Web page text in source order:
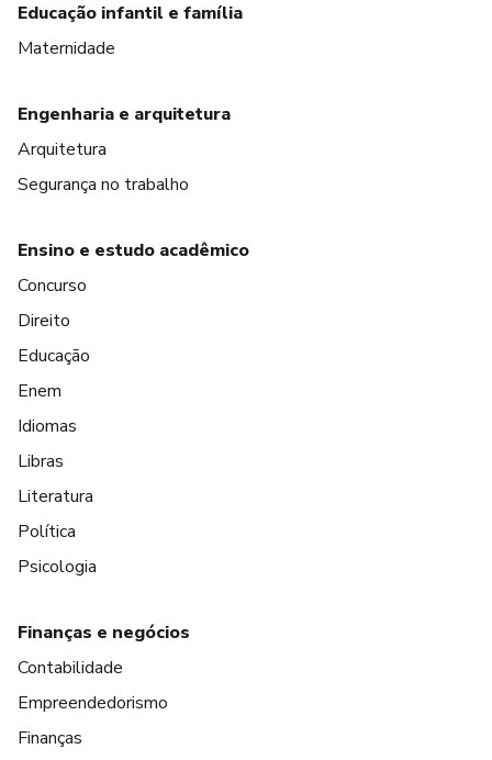
Educação infantil e família
Maternidade
Engenharia e arquitetura
Arquitetura
Segurança no trabalho
Ensino e estudo acadêmico
Concurso
Direito
Educação
Enem
Idiomas
Libras
Literatura
Política
Psicologia
Finanças e negócios
Contabilidade
Empreendedorismo
Finanças